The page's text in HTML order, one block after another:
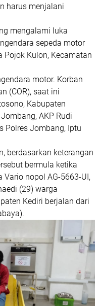
harus menjalani
mengalami luka
sepeda motor
Pojok Kulon, Kecamatan
motor. Korban
(COR), saat ini
Kabupaten
AKP Rudi
Polres Jombang, Iptu
berdasarkan keterangan
bermula ketika
nopol AG-5663-UI,
(29) warga
Kediri berjalan dari